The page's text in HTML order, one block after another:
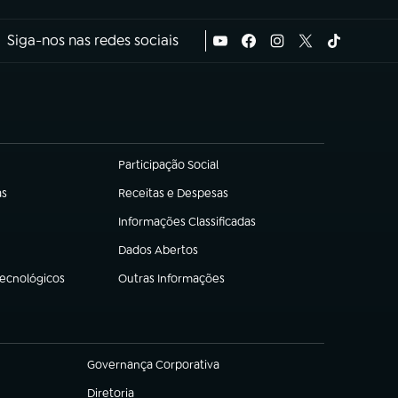
Siga-nos nas redes sociais
Participação Social
(abre em nova aba)
Receitas e Despesas
(abre em nova aba)
Informações Classificadas
(abre em nova aba)
Dados Abertos
(abre em nova aba)
Outras Informações
(abre em nova aba)
Governança Corporativa
(abre em nova aba)
Diretoria